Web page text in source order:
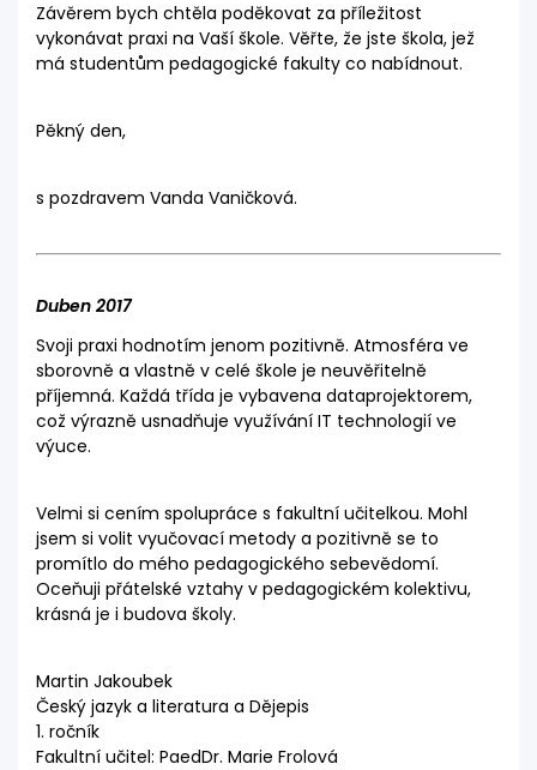
Závěrem bych chtěla poděkovat za příležitost
vykonávat praxi na Vaší škole. Věřte, že jste škola, jež
má studentům pedagogické fakulty co nabídnout.
Pěkný den,
s pozdravem Vanda Vaničková.
Duben 2017
Svoji praxi hodnotím jenom pozitivně. Atmosféra ve
sborovně a vlastně v celé škole je neuvěřitelně
příjemná. Každá třída je vybavena dataprojektorem,
což výrazně usnadňuje využívání IT technologií ve
výuce.
Velmi si cením spolupráce s fakultní učitelkou. Mohl
jsem si volit vyučovací metody a pozitivně se to
promítlo do mého pedagogického sebevědomí.
Oceňuji přátelské vztahy v pedagogickém kolektivu,
krásná je i budova školy.
Martin Jakoubek
Český jazyk a literatura a Dějepis
1. ročník
Fakultní učitel: PaedDr. Marie Frolová